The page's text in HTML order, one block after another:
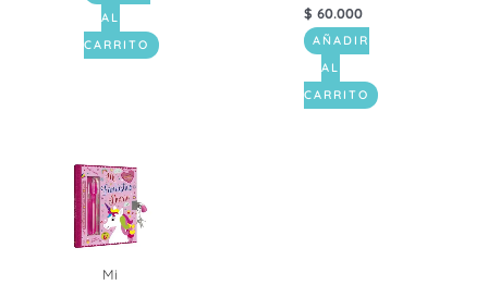
AL
CARRITO
$ 60.000
AÑADIR
AL
CARRITO
Mi